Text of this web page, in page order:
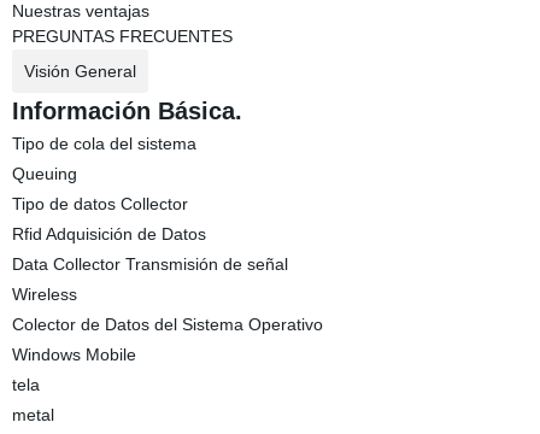
Nuestras ventajas
PREGUNTAS FRECUENTES
Visión General
Información Básica.
Tipo de cola del sistema
Queuing
Tipo de datos Collector
Rfid Adquisición de Datos
Data Collector Transmisión de señal
Wireless
Colector de Datos del Sistema Operativo
Windows Mobile
tela
metal